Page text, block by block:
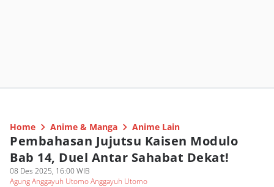
Home Anime & Manga Anime Lain
Pembahasan Jujutsu Kaisen Modulo
Bab 14, Duel Antar Sahabat Dekat!
08 Des 2025, 16:00 WIB
Agung Anggayuh Utomo Anggayuh Utomo